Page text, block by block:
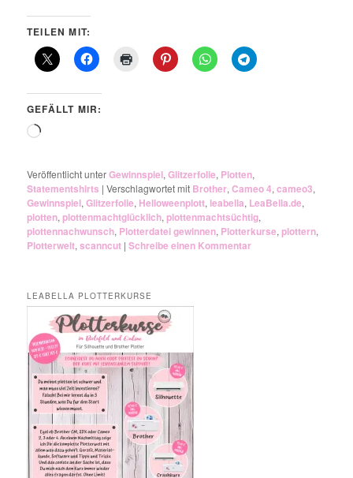
TEILEN MIT:
GEFÄLLT MIR:
Wird
Veröffentlicht unterGewinnspiel,Glitzerfolie, Plotten,
Statementshirts |Verschlagwortet mit Brother,Cameo 4,cameo3,
Gewinnspiel,Glitzerfolie, Helloweenplott, leabella, LeaBella.de,
plotten,plottenmachtglücklich,plottenmachtsüchtig,
plottennachwunsch, Plotterdatei gewinnen, Plotterkurse,plottern,
Plotterwelt,scanncut |Schreibe einen Kommentar
LEABELLA PLOTTERKURSE